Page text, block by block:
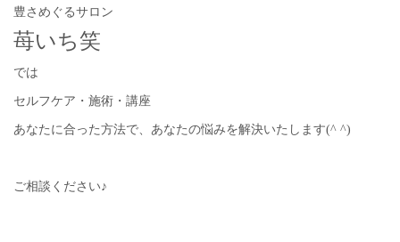
豊さめぐるサロン
苺いち笑
では
セルフケア・施術・講座
あなたに合った方法で、あなたの悩みを解決いたします(^ ^)
ご相談ください♪